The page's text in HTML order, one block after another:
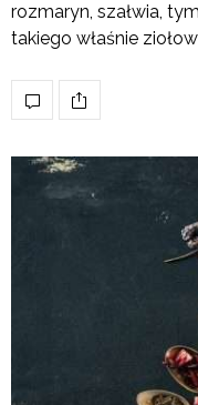
rozmaryn, szałwia,
takiego właśnie